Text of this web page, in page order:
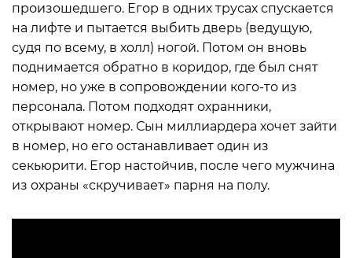
произошедшего. Егор в одних трусах спускается
на лифте и пытается выбить дверь (ведущую,
судя по всему, в холл) ногой. Потом он вновь
поднимается обратно в коридор, где был снят
номер, но уже в сопровождении кого-то из
персонала. Потом подходят охранники,
открывают номер. Сын миллиардера хочет зайти
в номер, но его останавливает один из
секьюрити. Егор настойчив, после чего мужчина
из охраны «скручивает» парня на полу.